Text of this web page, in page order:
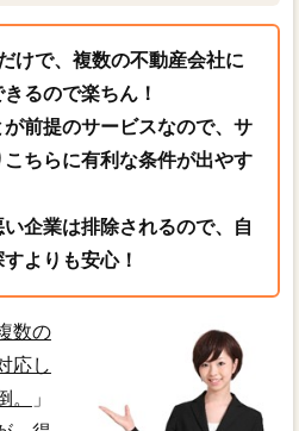
けで、複数の不動産会社に
るので楽ちん！
前提のサービスなので、サ
ちらに有利な条件が出やす
企業は排除されるので、自
よりも安心！
数の
応し
。
」